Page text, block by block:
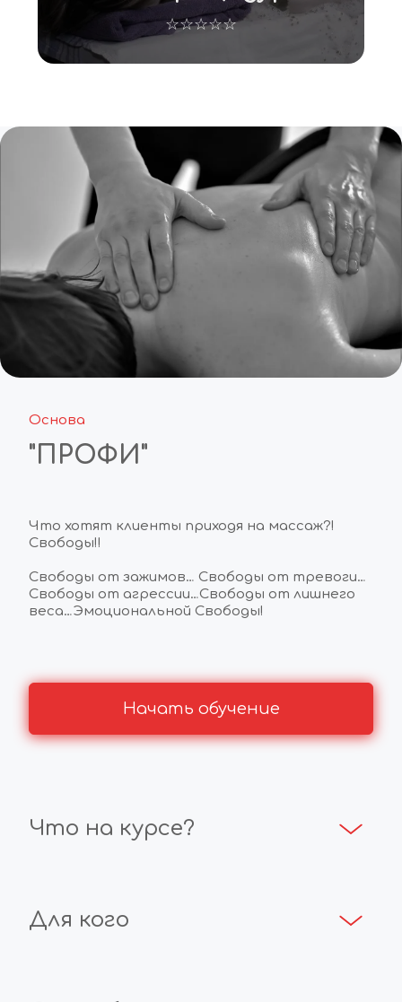
☆☆☆☆☆
Основа
"ПРОФИ"
Что хотят клиенты приходя на массаж?!
Свободы!!
Свободы от зажимов… Свободы от тревоги…
Свободы от агрессии…Свободы от лишнего
веса…Эмоциональной Свободы!
Начать обучение
Что на курсе?
Для кого